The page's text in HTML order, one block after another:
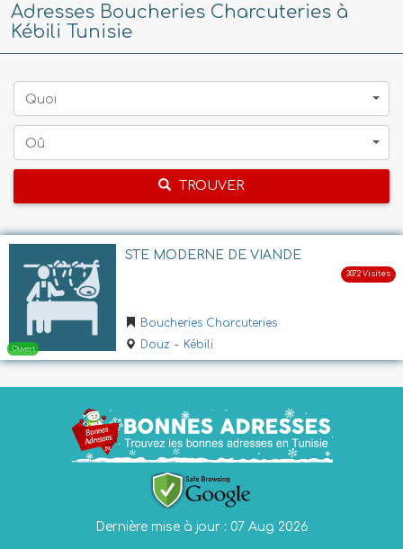
Adresses Boucheries Charcuteries à
Kébili Tunisie
Quoi
Oû
TROUVER
STE MODERNE DE VIANDE
Boucheries Charcuteries
Douz - Kébili
Dernière mise à jour : 07 Aug 2026